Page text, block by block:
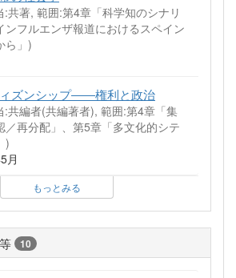
共著, 範囲:第4章「科学知のシナリ
フルエンザ報道におけるスペイン
ら」)
ズンシップ――権利と政治
:共編者(共編著者), 範囲:第4章「集
／再分配」、第5章「多文化的シテ
)
月
もっとみる
10